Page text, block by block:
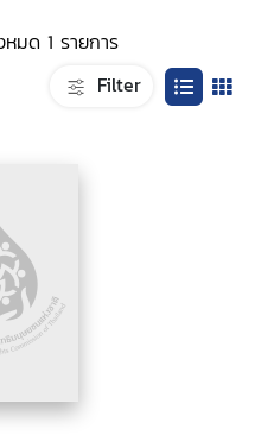
มด 1 รายการ
Filter